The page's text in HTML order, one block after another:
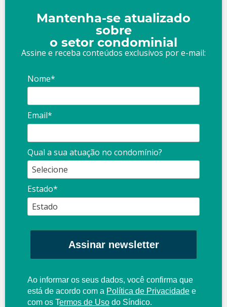
Mantenha-se atualizado
sobre
o setor condominial
Assine e receba conteúdos exclusivos por e-mail:
Nome*
Email*
Qual a sua atuação no condomínio?
Estado*
Assinar newsletter
Ao informar os seus dados, você confirma que
está de acordo com a Política de Privacidade e
com os Termos de Uso do Síndico.